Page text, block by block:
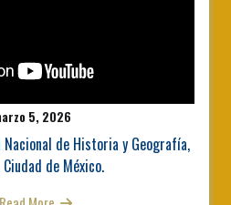
5, 2026
de Historia y Geografía,
de México.